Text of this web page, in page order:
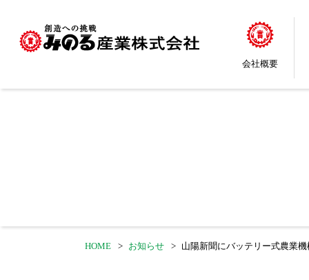
会社概要
HOME お知らせ 山陽新聞にバッテリー式農業